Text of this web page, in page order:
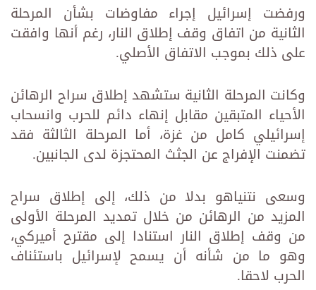
ورفضت إسرائيل إجراء مفاوضات بشأن المرحلة
الثانية من اتفاق وقف إطلاق النار، رغم أنها وافقت
على ذلك بموجب الاتفاق الأصلي.
وكانت المرحلة الثانية ستشهد إطلاق سراح الرهائن
الأحياء المتبقين مقابل إنهاء دائم للحرب وانسحاب
إسرائيلي كامل من غزة، أما المرحلة الثالثة فقد
تضمنت الإفراج عن الجثث المحتجزة لدى الجانبين.
وسعى نتنياهو بدلا من ذلك، إلى إطلاق سراح
المزيد من الرهائن من خلال تمديد المرحلة الأولى
من وقف إطلاق النار استنادا إلى مقترح أميركي،
وهو ما من شأنه أن يسمح لإسرائيل باستئناف
الحرب لاحقا.